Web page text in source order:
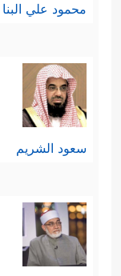
محمود علي البنا
سعود الشريم